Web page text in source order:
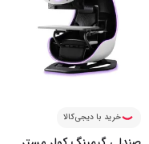
خرید با دیجی‌کالا